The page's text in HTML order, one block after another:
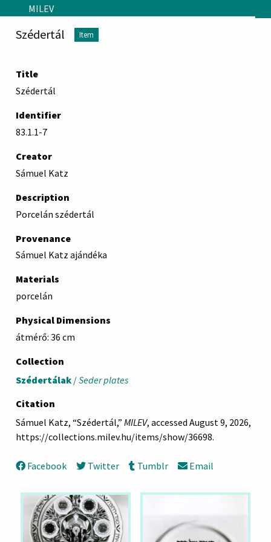
Skip to main content
MILEV
Szédertál Item
Title
Szédertál
Identifier
83.1.1-7
Creator
Sámuel Katz
Description
Porcelán szédertál
Provenance
Sámuel Katz ajándéka
Materials
porcelán
Physical Dimensions
átmérő: 36 cm
Collection
Szédertálak /Seder plates
Citation
Sámuel Katz, “Szédertál,” MILEV, accessed August 9, 2026,
https://collections.milev.hu/items/show/36698.
Facebook Twitter Tumblr Email